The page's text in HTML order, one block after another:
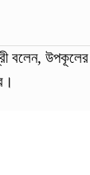
বলেন,